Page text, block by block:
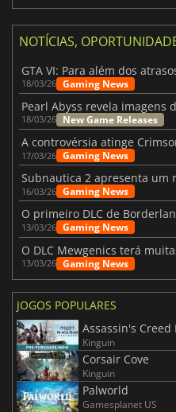
NOTÍCIAS,
18/03/26 Gaming News
18/03/26 New Game Releases
17/03/26 Gaming News
16/03/26 Gaming News
13/03/26 Gaming News
O DLC Mewgenics terá
13/03/26 Gaming News
JOGOS POPULARES
Assassin's Creed
Kinguin
Corsair Cove
Kinguin
Palworld
Gamesplanet US